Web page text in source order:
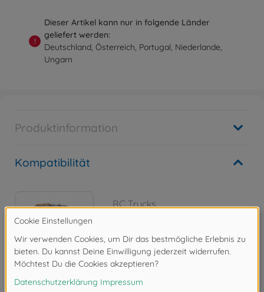
!
Dieser Artikel kann nur in folgende Länder
geliefert werden:
Deutschland, Österreich, Portugal, Niederlande,
Ungarn
Produktinformation
Kompatibilität
RC Trucks
849,99 €